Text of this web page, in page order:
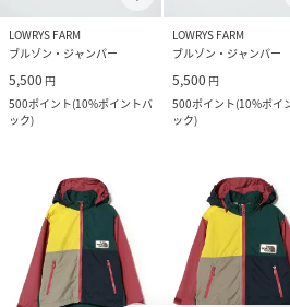
LOWRYS FARM
ブルゾン・ジャンパー
5,500 円
500ポイント(10%ポイントバ
ック)
LOWRYS FARM
ブルゾン・ジャンパー
5,500 円
500ポイント(10%ポイ
ック)